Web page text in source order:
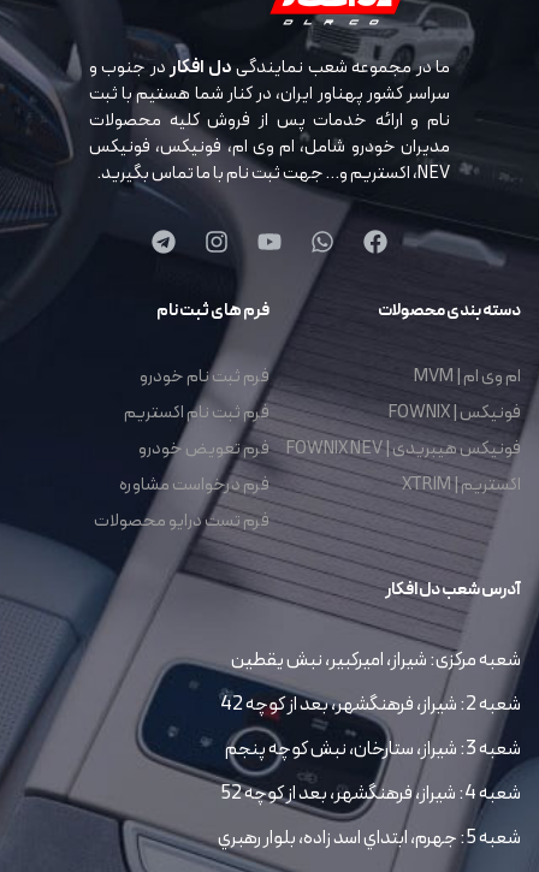
ما در مجموعه شعب نمایندگیدل افکاردر جنوب و
سراسر کشور پهناور ایران، در کنار شما هستیم با ثبت
نام و ارائه خدمات پس از فروش کلیه محصولات
مدیران خودرو شامل، ام وی ام، فونیکس، فونیکس
NEV، اکستریم و… جهت ثبت نام با ما تماس بگیرید.
دسته بندی محصولات
ام وی ام | MVM
فونیکس | FOWNIX
فونیکس هیبریدی | FOWNIX NEV
اکستریم | XTRIM
فرم های ثبت نام
فرم ثبت نام خودرو
فرم ثبت نام اکستریم
فرم تعویض خودرو
فرم درخواست مشاوره
فرم تست درایو محصولات
آدرس شعب دل افکار
شعبه مرکزی: شیراز، امیرکبیر، نبش یقطین
شعبه 2: شیراز، فرهنگشهر، بعد از کوچه 42
شعبه 3: شیراز، ستارخان، نبش کوچه پنجم
شعبه 4: شیراز، فرهنگشهر، بعد از کوچه 52
شعبه 5: جهرم، ابتداي اسد زاده، بلوار رهبري